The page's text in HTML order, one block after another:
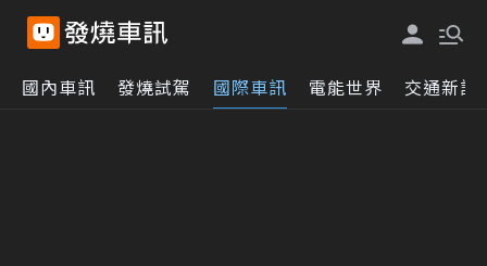
國內車訊 發燒試駕 國際車訊 電能世界 交通新訊